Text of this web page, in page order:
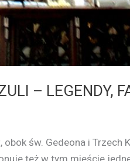
– LEGENDY,
św. Gedeona i Trzech
też w tym mieście